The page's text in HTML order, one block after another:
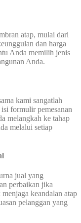
atap, mulai dari
dan harga
Anda memilih jenis
Anda.
kami sangatlah
formulir pemesanan
melangkah ke tahap
melalui setiap
jual yang
perbaikan jika
keandalan atap
pelanggan yang